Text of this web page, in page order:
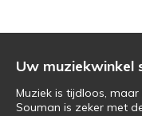
Uw muziekwinkel
Muziek is tijdloos, maar
Souman is zeker met